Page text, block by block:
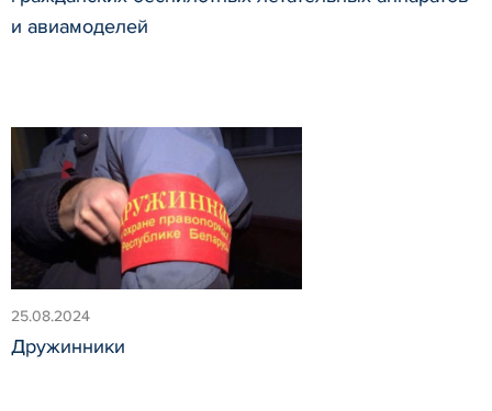
и авиамоделей
25.08.2024
Дружинники